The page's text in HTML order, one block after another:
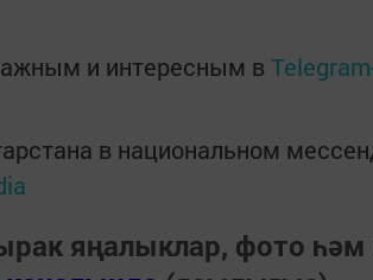
и интересным в
в национальном
яңалыклар, фото һәм